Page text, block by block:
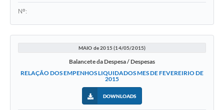
Nº:
MAIO de 2015 (14/05/2015)
Balancete da Despesa / Despesas
RELAÇÃO DOS EMPENHOS LIQUIDADOS MES DE FEVEREIRIO DE
2015
DOWNLOADS